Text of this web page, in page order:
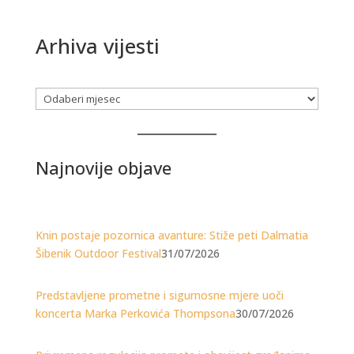
Arhiva vijesti
Arhiva
Najnovije objave
Knin postaje pozornica avanture: Stiže peti Dalmatia
Šibenik Outdoor Festival31/07/2026
Predstavljene prometne i sigurnosne mjere uoči
koncerta Marka Perkovića Thompsona30/07/2026